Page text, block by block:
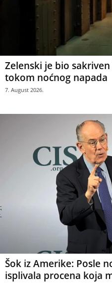
Zelenski je bio
tokom noćnog napada
7. August 2026.
Šok iz Amerike: Posle
isplivala procena koja